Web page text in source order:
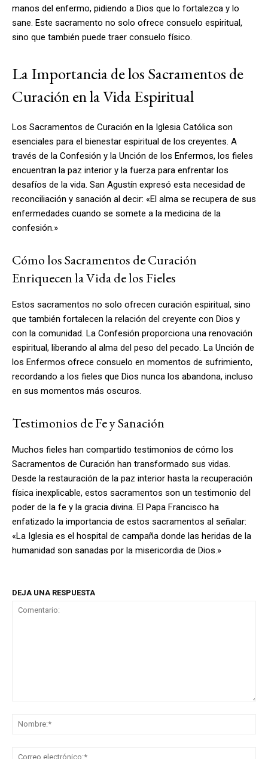
manos del enfermo, pidiendo a Dios que lo fortalezca y lo
sane. Este sacramento no solo ofrece consuelo espiritual,
sino que también puede traer consuelo físico.
La Importancia de los Sacramentos de
Curación en la Vida Espiritual
Los Sacramentos de Curación en la Iglesia Católica son
esenciales para el bienestar espiritual de los creyentes. A
través de la Confesión y la Unción de los Enfermos, los fieles
encuentran la paz interior y la fuerza para enfrentar los
desafíos de la vida. San Agustín expresó esta necesidad de
reconciliación y sanación al decir: «El alma se recupera de sus
enfermedades cuando se somete a la medicina de la
confesión.»
Cómo los Sacramentos de Curación
Enriquecen la Vida de los Fieles
Estos sacramentos no solo ofrecen curación espiritual, sino
que también fortalecen la relación del creyente con Dios y
con la comunidad. La Confesión proporciona una renovación
espiritual, liberando al alma del peso del pecado. La Unción de
los Enfermos ofrece consuelo en momentos de sufrimiento,
recordando a los fieles que Dios nunca los abandona, incluso
en sus momentos más oscuros.
Testimonios de Fe y Sanación
Muchos fieles han compartido testimonios de cómo los
Sacramentos de Curación han transformado sus vidas.
Desde la restauración de la paz interior hasta la recuperación
física inexplicable, estos sacramentos son un testimonio del
poder de la fe y la gracia divina. El Papa Francisco ha
enfatizado la importancia de estos sacramentos al señalar:
«La Iglesia es el hospital de campaña donde las heridas de la
humanidad son sanadas por la misericordia de Dios.»
DEJA UNA RESPUESTA